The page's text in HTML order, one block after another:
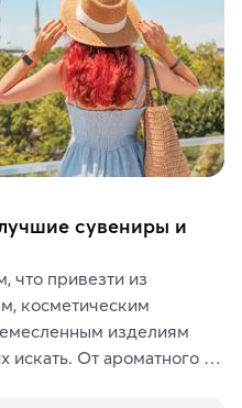
сувениры и
что привезти из
косметическим
изделиям
искать. От ароматного